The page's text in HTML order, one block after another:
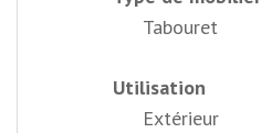
Tabouret
Utilisation
Extérieur